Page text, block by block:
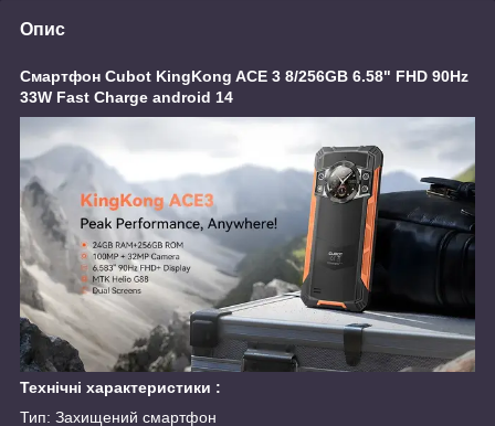
Опис
Смартфон Cubot KingKong ACE 3 8/256GB 6.58" FHD 90Hz
33W Fast Charge android 14
Технічні характеристики :
Тип: Захищений смартфон